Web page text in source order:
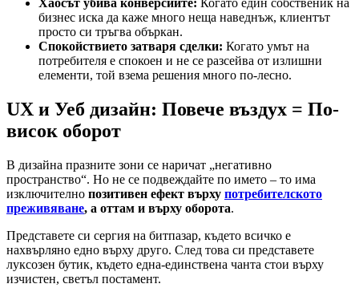
бизнес иска да каже много неща наведнъж, клиентът
просто си тръгва объркан.
Спокойствието затваря сделки: Когато умът на
потребителя е спокоен и не се разсейва от излишни
елементи, той взема решения много по-лесно.
UX и Уеб дизайн: Повече въздух = По-
висок оборот
В дизайна празните зони се наричат „негативно
пространство“. Но не се подвеждайте по името – то има
изключително позитивен ефект върху потребителското
преживяване, а оттам и върху оборота.
Представете си сергия на битпазар, където всичко е
нахвърляно едно върху друго. След това си представете
луксозен бутик, където една-единствена чанта стои върху
изчистен, светъл постамент.